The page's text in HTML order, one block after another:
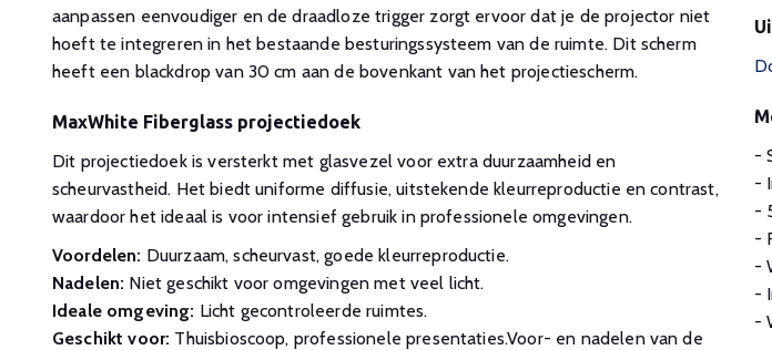
aanpassen eenvoudiger en de draadloze trigger zorgt ervoor dat je de projector niet
hoeft te integreren in het bestaande besturingssysteem van de ruimte. Dit scherm
heeft een blackdrop van 30 cm aan de bovenkant van het projectiescherm.
MaxWhite Fiberglass projectiedoek
Dit projectiedoek is versterkt met glasvezel voor extra duurzaamheid en
scheurvastheid. Het biedt uniforme diffusie, uitstekende kleurreproductie en contrast,
waardoor het ideaal is voor intensief gebruik in professionele omgevingen.
Voordelen: Duurzaam, scheurvast, goede kleurreproductie.
Nadelen: Niet geschikt voor omgevingen met veel licht.
Ideale omgeving: Licht gecontroleerde ruimtes.
Geschikt voor: Thuisbioscoop, professionele presentaties.Voor- en nadelen van de
-
-
-
-
-
-
-